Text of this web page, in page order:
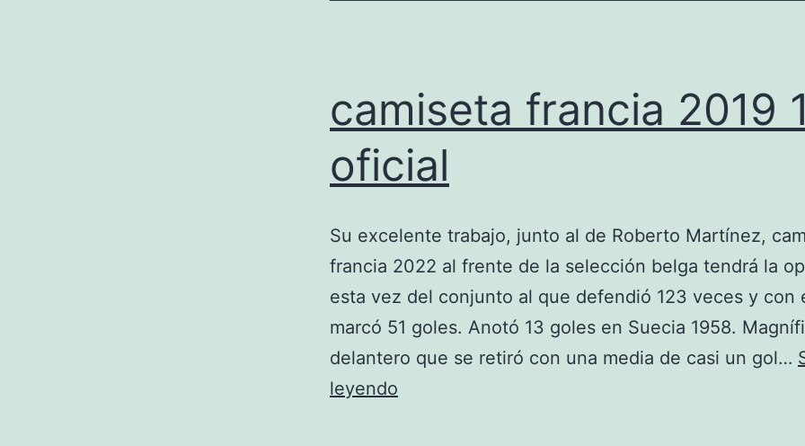
camiseta francia 2019
oficial
Su excelente trabajo, junto al de Roberto Martínez,
francia 2022 al frente de la selección belga tendrá la
esta vez del conjunto al que defendió 123 veces y con
marcó 51 goles. Anotó 13 goles en Suecia 1958.
delantero que se retiró con una media de casi un gol…
leyendo